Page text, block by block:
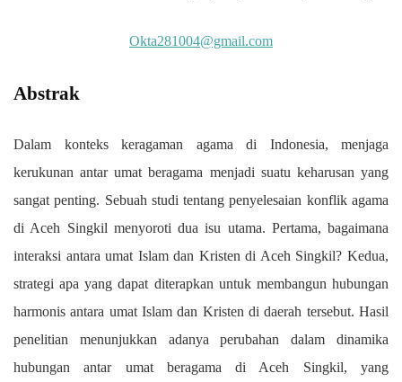
Okta281004@gmail.com
Abstrak
Dalam konteks keragaman agama di Indonesia, menjaga
kerukunan antar umat beragama menjadi suatu keharusan yang
sangat penting. Sebuah studi tentang penyelesaian konflik agama
di Aceh Singkil menyoroti dua isu utama. Pertama, bagaimana
interaksi antara umat Islam dan Kristen di Aceh Singkil? Kedua,
strategi apa yang dapat diterapkan untuk membangun hubungan
harmonis antara umat Islam dan Kristen di daerah tersebut. Hasil
penelitian menunjukkan adanya perubahan dalam dinamika
hubungan antar umat beragama di Aceh Singkil, yang